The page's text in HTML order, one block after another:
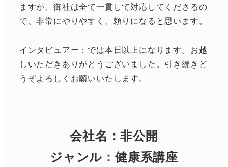
ますが、御社は全て一貫して対応してくださるの
で、非常にやりやすく、頼りになると思います。
インタビュアー：では本日以上になります。お越
しいただきありがとうございました。引き続きど
うぞよろしくお願いいたします。
会社名：非公開
ジャンル：健康系講座